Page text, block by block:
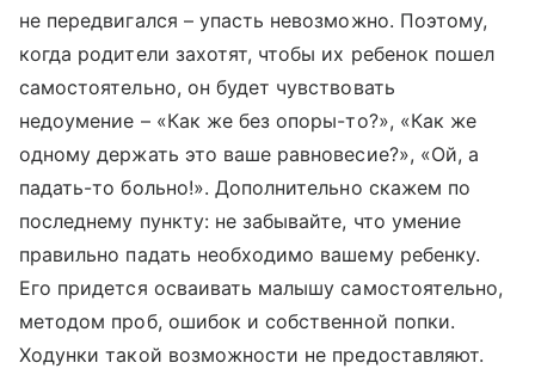
не передвигался – упасть невозможно. Поэтому,
когда родители захотят, чтобы их ребенок пошел
самостоятельно, он будет чувствовать
недоумение – «Как же без опоры-то?», «Как же
одному держать это ваше равновесие?», «Ой, а
падать-то больно!». Дополнительно скажем по
последнему пункту: не забывайте, что умение
правильно падать необходимо вашему ребенку.
Его придется осваивать малышу самостоятельно,
методом проб, ошибок и собственной попки.
Ходунки такой возможности не предоставляют.